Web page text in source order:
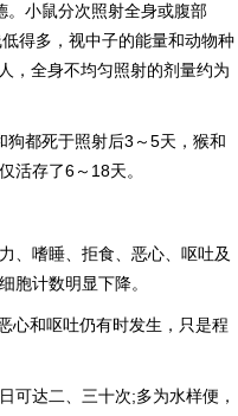
。小鼠分次照射全身或腹部
得多，视中子的能量和动物种
，全身不均匀照射的剂量约为
狗都死于照射后3～5天，猴和
活存了6～18天。
、嗜睡、拒食、恶心、呕吐及
胞计数明显下降。
心和呕吐仍有时发生，只是程
可达二、三十次;多为水样便，